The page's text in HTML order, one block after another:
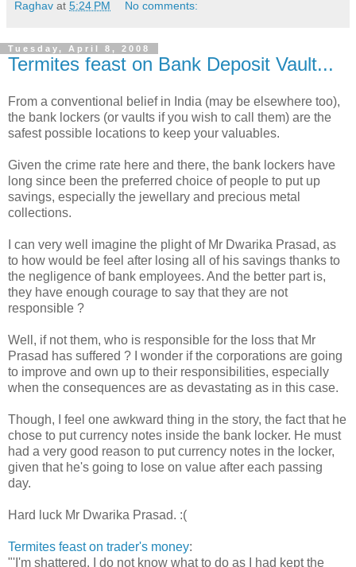
Raghav at 5:24 PM No comments:
Tuesday, April 8, 2008
Termites feast on Bank Deposit Vault...
From a conventional belief in India (may be elsewhere too),
the bank lockers (or vaults if you wish to call them) are the
safest possible locations to keep your valuables.
Given the crime rate here and there, the bank lockers have
long since been the preferred choice of people to put up
savings, especially the jewellary and precious metal
collections.
I can very well imagine the plight of Mr Dwarika Prasad, as
to how would be feel after losing all of his savings thanks to
the negligence of bank employees. And the better part is,
they have enough courage to say that they are not
responsible ?
Well, if not them, who is responsible for the loss that Mr
Prasad has suffered ? I wonder if the corporations are going
to improve and own up to their responsibilities, especially
when the consequences are as devastating as in this case.
Though, I feel one awkward thing in the story, the fact that he
chose to put currency notes inside the bank locker. He must
had a very good reason to put currency notes in the locker,
given that he's going to lose on value after each passing
day.
Hard luck Mr Dwarika Prasad. :(
Termites feast on trader's money:
"'I'm shattered. I do not know what to do as I had kept the